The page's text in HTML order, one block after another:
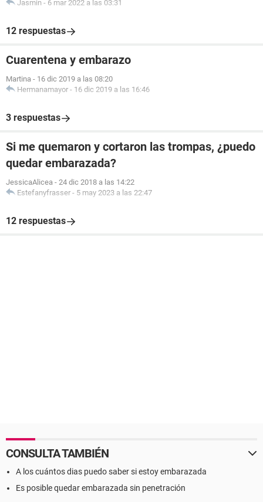
Jasmin - 6 mar 2022 a las 03:31
12 respuestas
Cuarentena y embarazo
Martina - 16 dic 2019 a las 08:20
Hermanamayor - 16 dic 2019 a las 16:46
3 respuestas
Si me quemaron y cortaron las trompas, ¿puedo
quedar embarazada?
JessicaAlicea - 24 dic 2018 a las 14:22
Estefanyfrasser - 5 may 2023 a las 22:47
12 respuestas
CONSULTA TAMBIÉN
A los cuántos dias puedo saber si estoy embarazada
Es posible quedar embarazada sin penetración